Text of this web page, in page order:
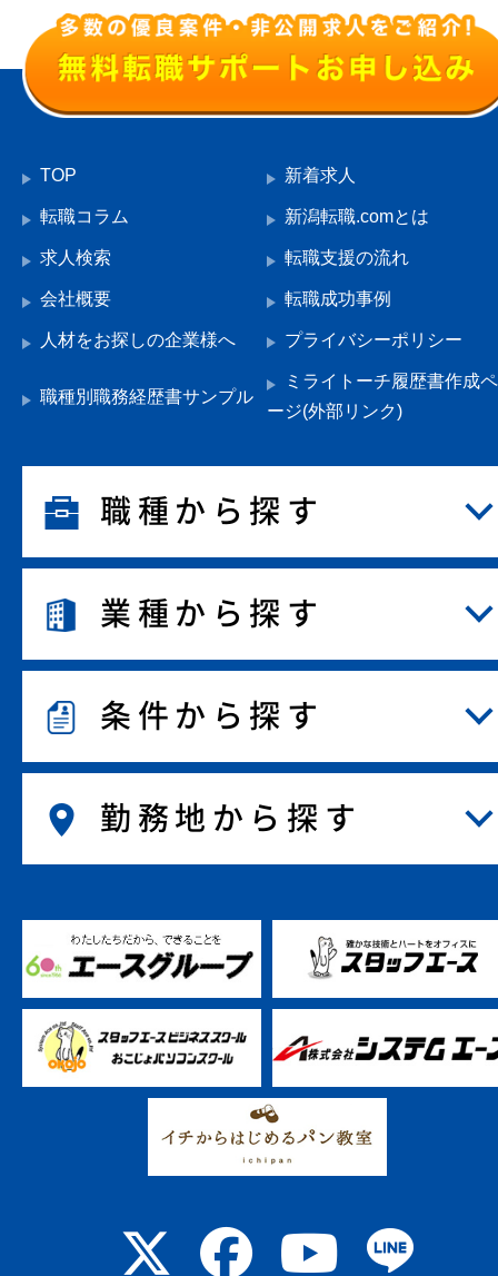
TOP 新着求人
転職コラム 新潟転職.comとは
求人検索 転職支援の流れ
会社概要 転職成功事例
人材をお探しの企業様へ プライバシーポリシー
職種別職務経歴書サンプル
ミライトーチ履歴書作成ペ
ージ(外部リンク)
職種から探す
業種から探す
条件から探す
勤務地から探す